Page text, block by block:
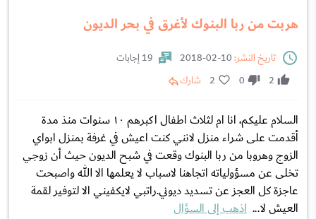
هربت من ربا البنوك لأغرق في بحر الديون
تاريخ النشر:
19 إجابات
2
0
2 شارك
السلام عليكم، انا ام لثلاث اطفال اكبرهم ١٠ سنوات منذ مدة
أقدمت على شراء منزل لانني كنت اعيش في غرفة بمنزل ابواي
الزوج وهروبا من ربا البنوك وقعت في شبح الديون حيث أن زوجي
تخلى عن مسؤولياته اتجاهنا لاسباب لا يعلمها الا الله واصبحت
عاجزة كل العجز عن تسديد ديوني.راتبي لايكفيني الا لتوفير لقمة
العيش لا... اذهب إلى السؤال